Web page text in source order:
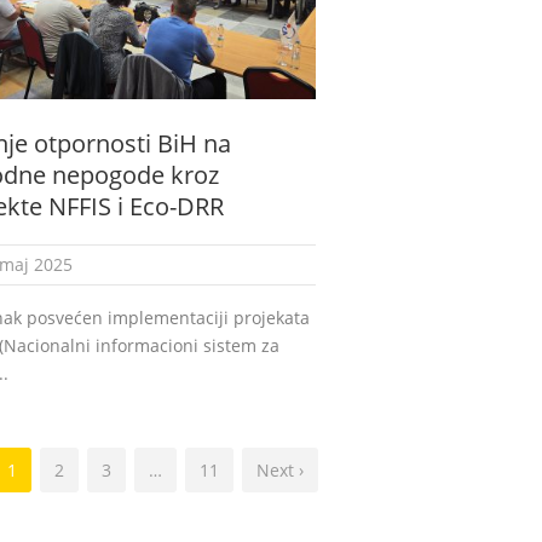
otpornosti BiH na
nepogode kroz
NFFIS i Eco-DRR
2025
posvećen implementaciji projekata
(Nacionalni informacioni sistem za
1 2 3 … 11 Next ›